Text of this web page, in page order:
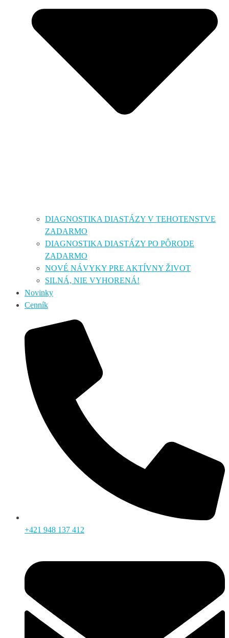
DIAGNOSTIKA DIASTÁZY V TEHOTENSTVE
ZADARMO
DIAGNOSTIKA DIASTÁZY PO PÔRODE
ZADARMO
NOVÉ NÁVYKY PRE AKTÍVNY ŽIVOT
SILNÁ, NIE VYHORENÁ!
Novinky
Cenník
+421 948 137 412